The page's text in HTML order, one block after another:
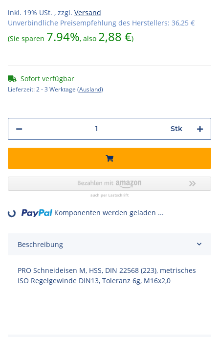
inkl. 19% USt. , zzgl. Versand
Unverbindliche Preisempfehlung des Herstellers: 36,25 €
(Sie sparen 7.94%, also 2,88 €)
Sofort verfügbar
Lieferzeit:2 - 3 Werktage (Ausland)
Stk
Loading... Komponenten werden geladen ...
Beschreibung
PRO Schneideisen M, HSS, DIN 22568 (223), metrisches
ISO Regelgewinde DIN13, Toleranz 6g, M16x2,0